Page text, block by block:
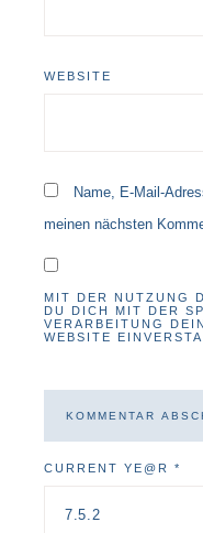
WEBSITE
Name, E-Mail-
meinen nächsten
MIT DER NUTZUNG
DU DICH MIT DER
VERARBEITUNG
WEBSITE
CURRENT YE@R *